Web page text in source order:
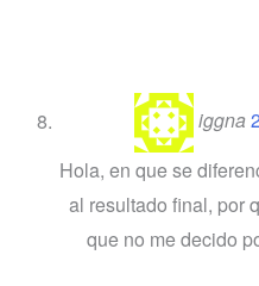
iggna
Hola, en que se
al resultado final, por
que no me decido